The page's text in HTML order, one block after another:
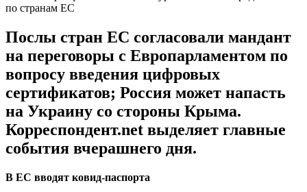
по странам ЕС
Послы стран ЕС согласовали мандант
на переговоры с Европарламентом по
вопросу введения цифровых
сертификатов; Россия может напасть
на Украину со стороны Крыма.
Корреспондент.net выделяет главные
события вчерашнего дня.
В ЕС вводят ковид-паспорта